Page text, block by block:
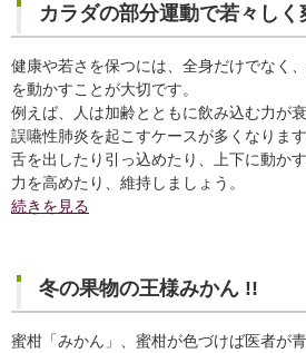
カラダの部分運動で若々しく
健康や若さを保つには、全身だけでなく
を動かすことが大切です。
例えば、人は加齢とともに飲み込む力が
誤嚥性肺炎を起こすケースが多くなります
舌を出したり引っ込めたり、上下に動か
力を高めたり、維持しましょう。
続きを見る
冬の果物の王様みかん !!
蜜柑「みかん」、蜜柑が色づけば医者が青